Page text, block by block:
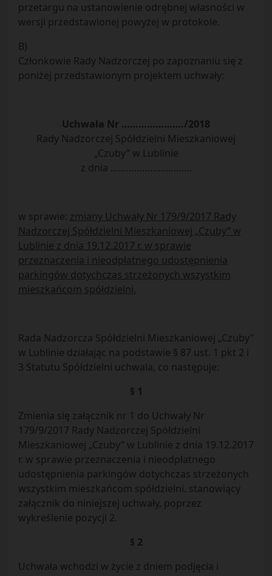
przetargu na ustanowienie odrębnej własności w
wersji przedstawionej powyżej w protokole.
B)
Członkowie Rady Nadzorczej po zapoznaniu się z
poniżej przedstawionym projektem uchwały:
Uchwała Nr …………………./2018
Rady Nadzorczej Spółdzielni Mieszkaniowej
„Czuby” w Lublinie
z dnia ………………………….
w sprawie: zmiany Uchwały Nr 179/9/2017 Rady
Nadzorczej Spółdzielni Mieszkaniowej „Czuby” w
Lublinie z dnia 19.12.2017 r. w sprawie
przeznaczenia i nieodpłatnego udostępnienia
parkingów dotychczas strzeżonych wszystkim
mieszkańcom spółdzielni.
Rada Nadzorcza Spółdzielni Mieszkaniowej „Czuby”
w Lublinie działając na podstawie § 87 ust. 1 pkt 2 i
3 Statutu Spółdzielni uchwala, co następuje:
§ 1
Zmienia się załącznik nr 1 do Uchwały Nr
179/9/2017 Rady Nadzorczej Spółdzielni
Mieszkaniowej „Czuby” w Lublinie z dnia 19.12.2017
r. w sprawie przeznaczenia i nieodpłatnego
udostępnienia parkingów dotychczas strzeżonych
wszystkim mieszkańcom spółdzielni. stanowiący
załącznik do niniejszej uchwały, poprzez
wykreślenie pozycji 2.
§ 2
Uchwała wchodzi w życie z dniem podjęcia i